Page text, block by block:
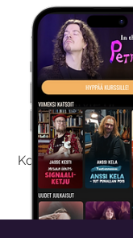
Kokeilemalla